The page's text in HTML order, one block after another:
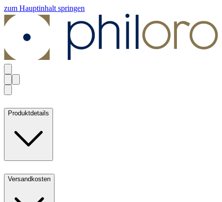
zum Hauptinhalt springen
Produktdetails
Versandkosten